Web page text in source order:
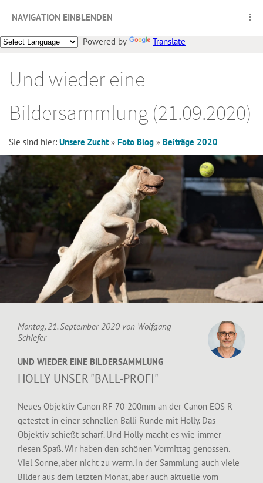
NAVIGATION EINBLENDEN
Powered by Translate
Und wieder eine
Bildersammlung (21.09.2020)
Sie sind hier: Unsere Zucht » Foto Blog » Beiträge 2020
Montag, 21. September 2020 von Wolfgang
Schiefer
UND WIEDER EINE BILDERSAMMLUNG
HOLLY UNSER "BALL-PROFI"
Neues Objektiv Canon RF 70-200mm an der Canon EOS R
getestet in einer schnellen Balli Runde mit Holly. Das
Objektiv schießt scharf. Und Holly macht es wie immer
riesen Spaß. Wir haben den schönen Vormittag genossen.
Viel Sonne, aber nicht zu warm. In der Sammlung auch viele
Bilder aus dem letzten Monat, aber auch aktuelle vom